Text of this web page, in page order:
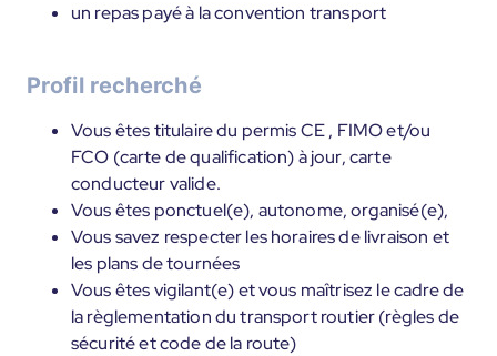
un repas payé à la convention transport
Profil recherché
Vous êtes titulaire du permis CE , FIMO et/ou
FCO (carte de qualification) à jour, carte
conducteur valide.
Vous êtes ponctuel(e), autonome, organisé(e),
Vous savez respecter les horaires de livraison et
les plans de tournées
Vous êtes vigilant(e) et vous maîtrisez le cadre de
la règlementation du transport routier (règles de
sécurité et code de la route)